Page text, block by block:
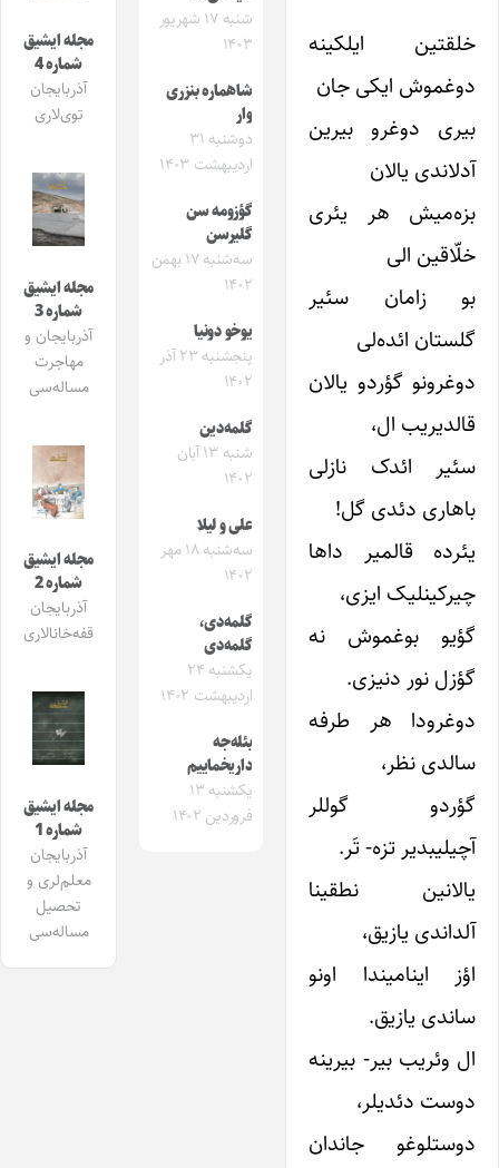
خلقتین ایلکینه
دوغموش ایکی جان
بیری دوغرو بیرین
آدلاندی یالان
بزه‌میش هر یئری
خلّاقین الی
بو زامان سئیر
گلستان ائده‌لی
دوغرونو گؤردو یالان
قالدیریب ال،
سئیر ائدک نازلی
باهاری دئدی گل!
یئرده قالمیر داها
چیرکینلیک ایزی،
گؤیو بوغموش نه
گؤزل نور دنیزی.
دوغرودا هر طرفه
سالدی نظر،
گؤردو گوللر
آچیلیبدیر تزه- تَر.
یالانین نطقینا
آلداندی یازیق،
اؤز اینامیندا اونو
ساندی یازیق.
ال وئریب بیر- بیرینه
دوست دئدیلر،
دوستلوغو جاندان
شنبه ۱۷ شهریور
۱۴۰۳
شاهماره بنزری
وار
دوشنبه ۳۱
اردیبهشت ۱۴۰۳
گؤزومه سن
گلیرسن
سه‌شنبه ۱۷ بهمن
۱۴۰۲
یوخو دونیا
پنجشنبه ۲۳ آذر
۱۴۰۲
گلمه‌دین
شنبه ۱۳ آبان
۱۴۰۲
علی و لیلا
سه‌شنبه ۱۸ مهر
۱۴۰۲
گلمه‌دی،
گلمه‌دی
یکشنبه ۲۴
اردیبهشت ۱۴۰۲
بئله‌جه
داریخماییم
یکشنبه ۱۳
فروردین ۱۴۰۲
مجله ایشیق
شماره 4
آذربایجان
توی‌لاری
مجله ایشیق
شماره 3
آذربایجان و
مهاجرت
مساله‌سی
مجله ایشیق
شماره 2
آذربایجان
قفه‌خانالاری
مجله ایشیق
شماره 1
آذربایجان
معلم‌لری و
تحصیل
مساله‌سی